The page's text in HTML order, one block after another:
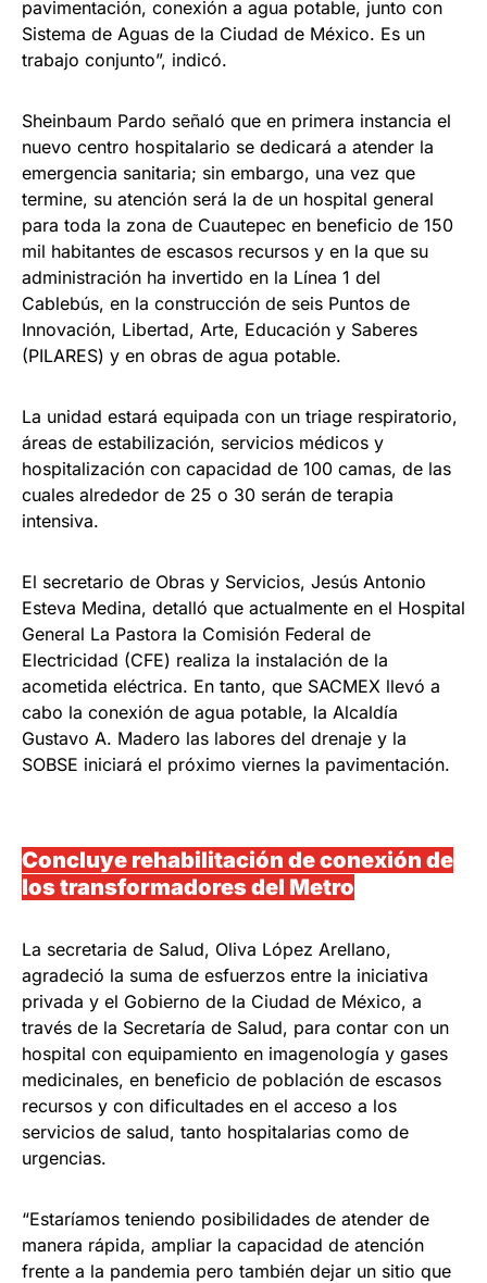
pavimentación, conexión a agua potable, junto con
Sistema de Aguas de la Ciudad de México. Es un
trabajo conjunto”, indicó.
Sheinbaum Pardo señaló que en primera instancia el
nuevo centro hospitalario se dedicará a atender la
emergencia sanitaria; sin embargo, una vez que
termine, su atención será la de un hospital general
para toda la zona de Cuautepec en beneficio de 150
mil habitantes de escasos recursos y en la que su
administración ha invertido en la Línea 1 del
Cablebús, en la construcción de seis Puntos de
Innovación, Libertad, Arte, Educación y Saberes
(PILARES) y en obras de agua potable.
La unidad estará equipada con un triage respiratorio,
áreas de estabilización, servicios médicos y
hospitalización con capacidad de 100 camas, de las
cuales alrededor de 25 o 30 serán de terapia
intensiva.
El secretario de Obras y Servicios, Jesús Antonio
Esteva Medina, detalló que actualmente en el Hospital
General La Pastora la Comisión Federal de
Electricidad (CFE) realiza la instalación de la
acometida eléctrica. En tanto, que SACMEX llevó a
cabo la conexión de agua potable, la Alcaldía
Gustavo A. Madero las labores del drenaje y la
SOBSE iniciará el próximo viernes la pavimentación.
Concluye rehabilitación de conexión de
los transformadores del Metro
La secretaria de Salud, Oliva López Arellano,
agradeció la suma de esfuerzos entre la iniciativa
privada y el Gobierno de la Ciudad de México, a
través de la Secretaría de Salud, para contar con un
hospital con equipamiento en imagenología y gases
medicinales, en beneficio de población de escasos
recursos y con dificultades en el acceso a los
servicios de salud, tanto hospitalarias como de
urgencias.
“Estaríamos teniendo posibilidades de atender de
manera rápida, ampliar la capacidad de atención
frente a la pandemia pero también dejar un sitio que